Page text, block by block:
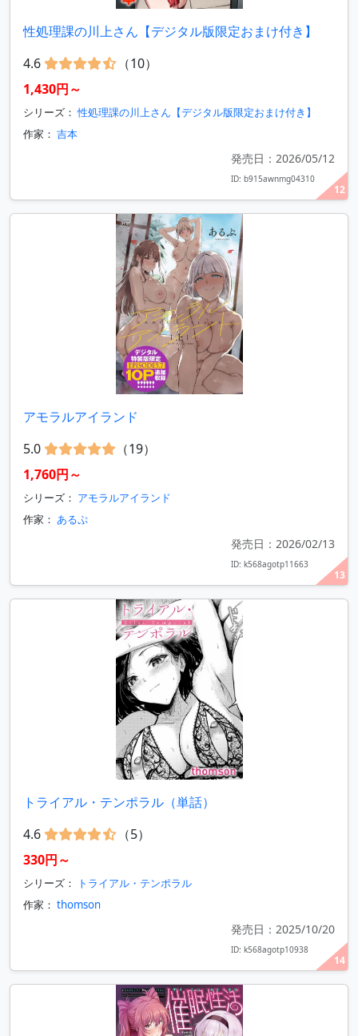
12
性処理課の川上さん【デジタル版限定おまけ付き】
4.6
（10）
1,430円～
シリーズ：性処理課の川上さん【デジタル版限定おまけ付き】
作家： 吉本
発売日：2026/05/12
ID: b915awnmg04310
13
アモラルアイランド
5.0
（19）
1,760円～
シリーズ： アモラルアイランド
作家： あるぷ
発売日：2026/02/13
ID: k568agotp11663
14
トライアル・テンポラル（単話）
4.6
（5）
330円～
シリーズ：
トライアル・テンポラル
作家： thomson
発売日：2025/10/20
ID: k568agotp10938